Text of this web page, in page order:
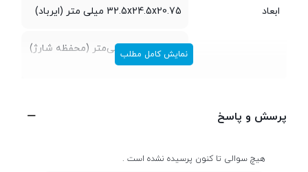
ابعاد 32.5x24.5x20.75 میلی متر (ایرباد)
59.4x50x25 میلی‌‌متر (محفظه شارژ)
نمایش کامل مطلب
پرسش و پاسخ
هیچ سوالی تا کنون پرسیده نشده است .